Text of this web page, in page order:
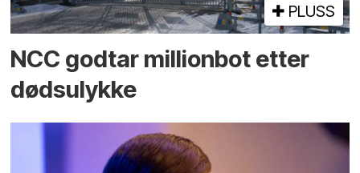
PLUSS
NCC godtar millionbot etter
dødsulykke